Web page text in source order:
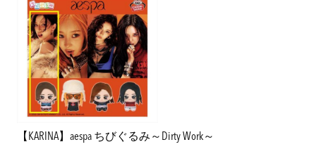
【KARINA】aespa ちびぐるみ～Dirty Work～